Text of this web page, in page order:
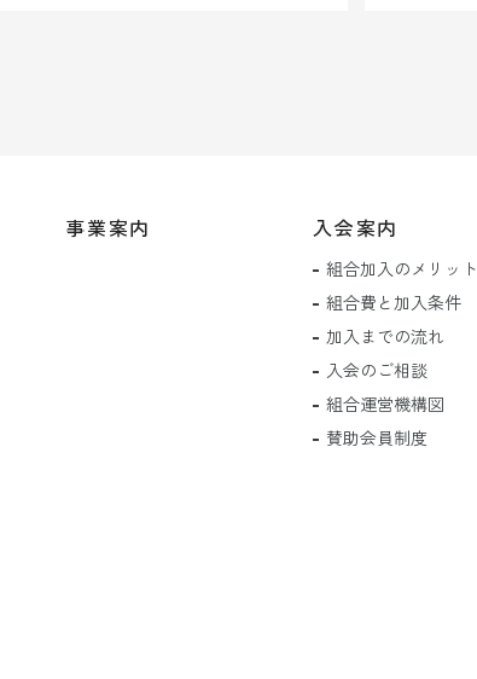
事業案内 入会案内
組合加入のメリット
組合費と加入条件
加入までの流れ
入会のご相談
組合運営機構図
賛助会員制度